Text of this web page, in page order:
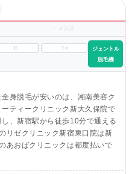
♂ メンズ
ワキ
ジェントル
脱毛機
身脱毛が安いのは、湘南美容ク
ティークリニック新大久保院で
、新宿駅から徒歩10分で通える
リゼクリニック新宿東口院は新
あおばクリニックは都度払いで